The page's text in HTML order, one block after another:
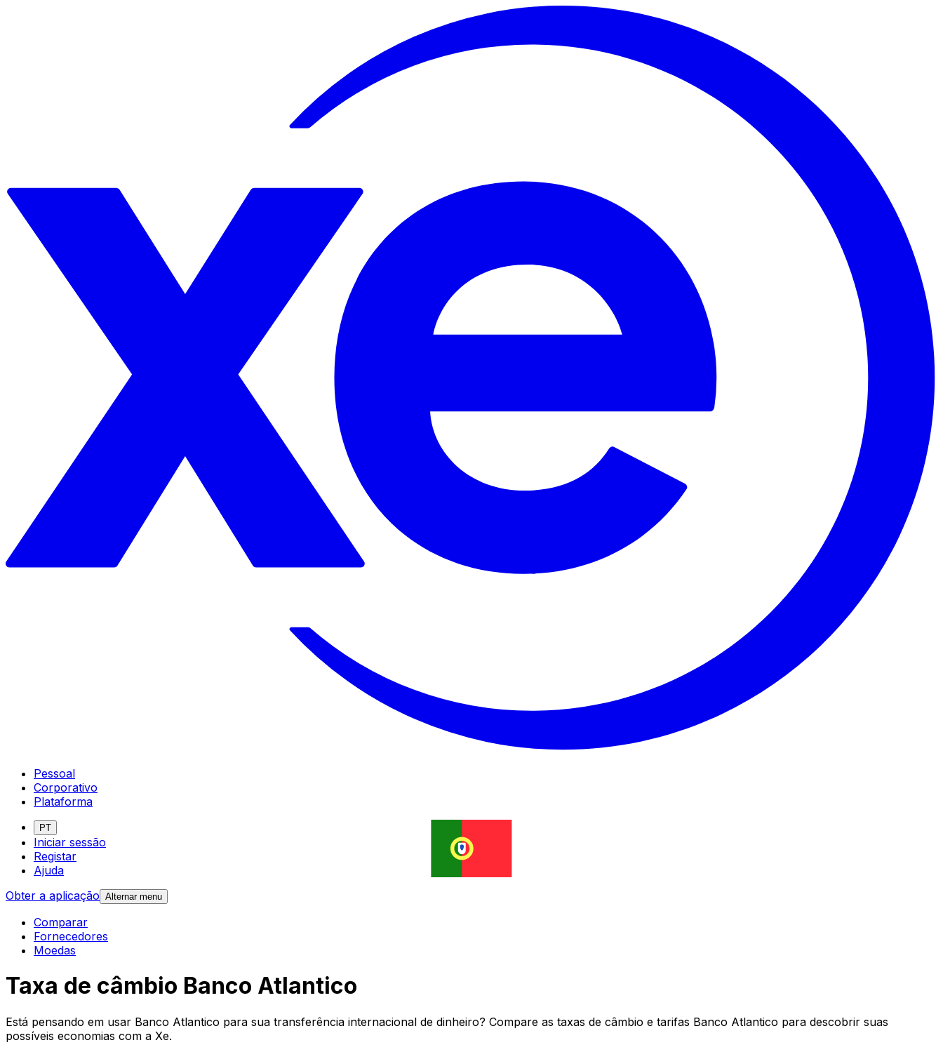
Pessoal
Corporativo
Plataforma
PT
Iniciar sessão
Registar
Ajuda
Obter a aplicação Alternar menu
Comparar
Fornecedores
Moedas
Taxa de câmbio Banco Atlantico
Está pensando em usar Banco Atlantico para sua transferência internacional de dinheiro? Compare as taxas de câmbio e tarifas Banco Atlantico para descobrir suas
possíveis economias com a Xe.